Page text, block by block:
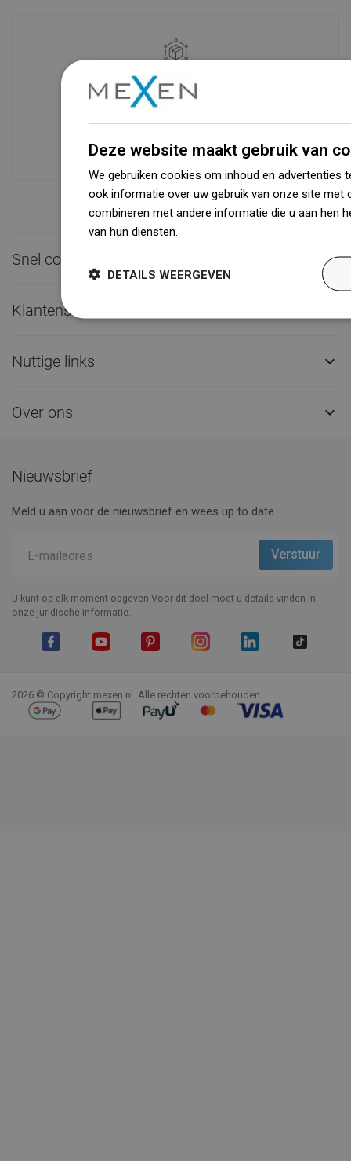
Beschikbaarheid van goederen
Een modern logistiek centrum met een
oppervlakte van 31.000 m² met meer
dan 68.000 palletplaatsen biedt meer
dan 1500.000 beschikbare producten!
Snel contact 
Klantenservice
Nuttige links 
Over ons 
Nieuwsbrief
Meld u aan voor de nieuwsbrief en wees up to date.
U kunt op elk moment opgeven.Voor dit doel moet u details vinden in
onze juridische informatie.
2026 © Copyright mexen.nl. Alle rechten voorbehouden.
Deze website maakt gebruik van
We gebruiken cookies om inhoud en advertenties
ook informatie over uw gebruik van onze site met
combineren met andere informatie die u aan hen
van hun diensten.
DETAILS WEERGEVEN